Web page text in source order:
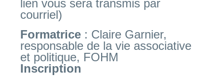
lien vous sera transmis par
courriel)
Formatrice : Claire Garnier,
responsable de la vie associative
et politique, FOHM
Inscription